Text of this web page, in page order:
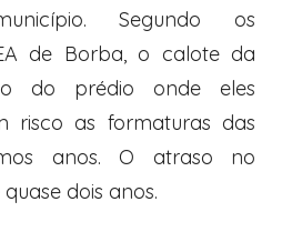
Segundo os
de Borba, o calote da
do prédio onde eles
risco as formaturas das
anos. O atraso no
dois anos.